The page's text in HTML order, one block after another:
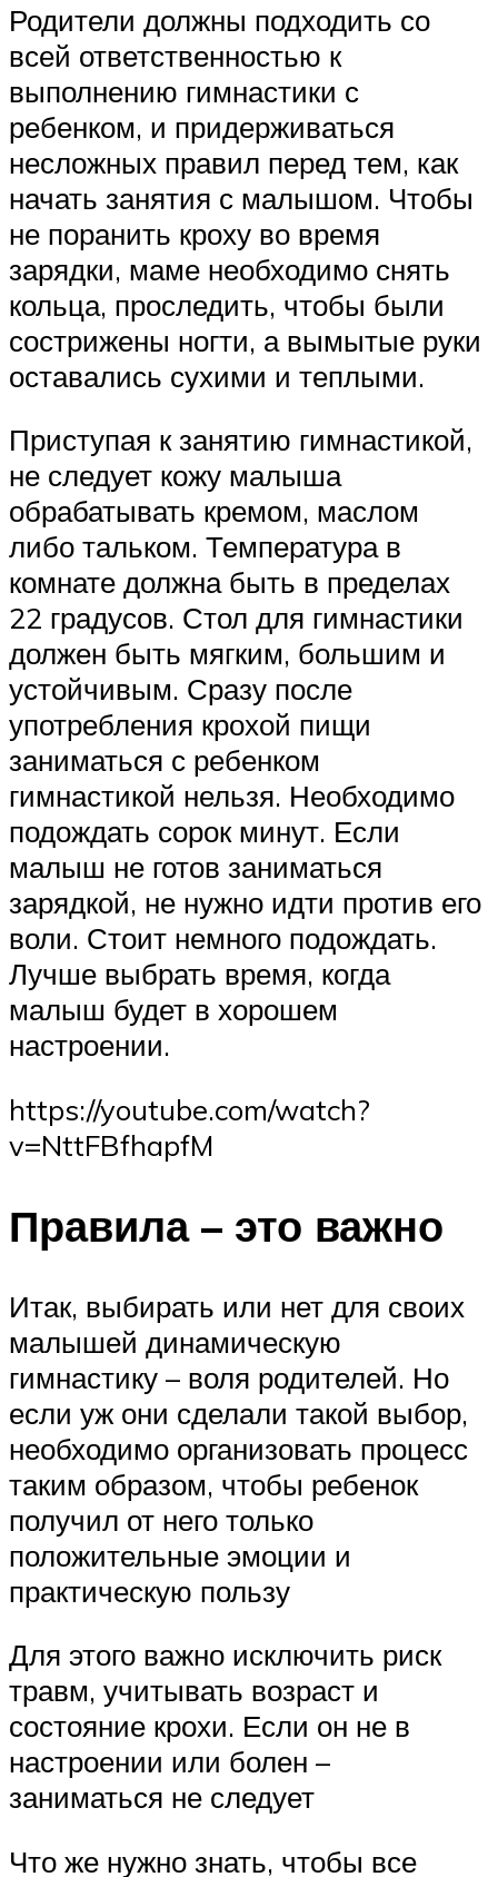
Родители должны подходить со
всей ответственностью к
выполнению гимнастики с
ребенком, и придерживаться
несложных правил перед тем, как
начать занятия с малышом. Чтобы
не поранить кроху во время
зарядки, маме необходимо снять
кольца, проследить, чтобы были
сострижены ногти, а вымытые руки
оставались сухими и теплыми.
Приступая к занятию гимнастикой,
не следует кожу малыша
обрабатывать кремом, маслом
либо тальком. Температура в
комнате должна быть в пределах
22 градусов. Стол для гимнастики
должен быть мягким, большим и
устойчивым. Сразу после
употребления крохой пищи
заниматься с ребенком
гимнастикой нельзя. Необходимо
подождать сорок минут. Если
малыш не готов заниматься
зарядкой, не нужно идти против его
воли. Стоит немного подождать.
Лучше выбрать время, когда
малыш будет в хорошем
настроении.
https://youtube.com/watch?
v=NttFBfhapfM
Правила – это важно
Итак, выбирать или нет для своих
малышей динамическую
гимнастику – воля родителей. Но
если уж они сделали такой выбор,
необходимо организовать процесс
таким образом, чтобы ребенок
получил от него только
положительные эмоции и
практическую пользу
Для этого важно исключить риск
травм, учитывать возраст и
состояние крохи. Если он не в
настроении или болен –
заниматься не следует
Что же нужно знать, чтобы все